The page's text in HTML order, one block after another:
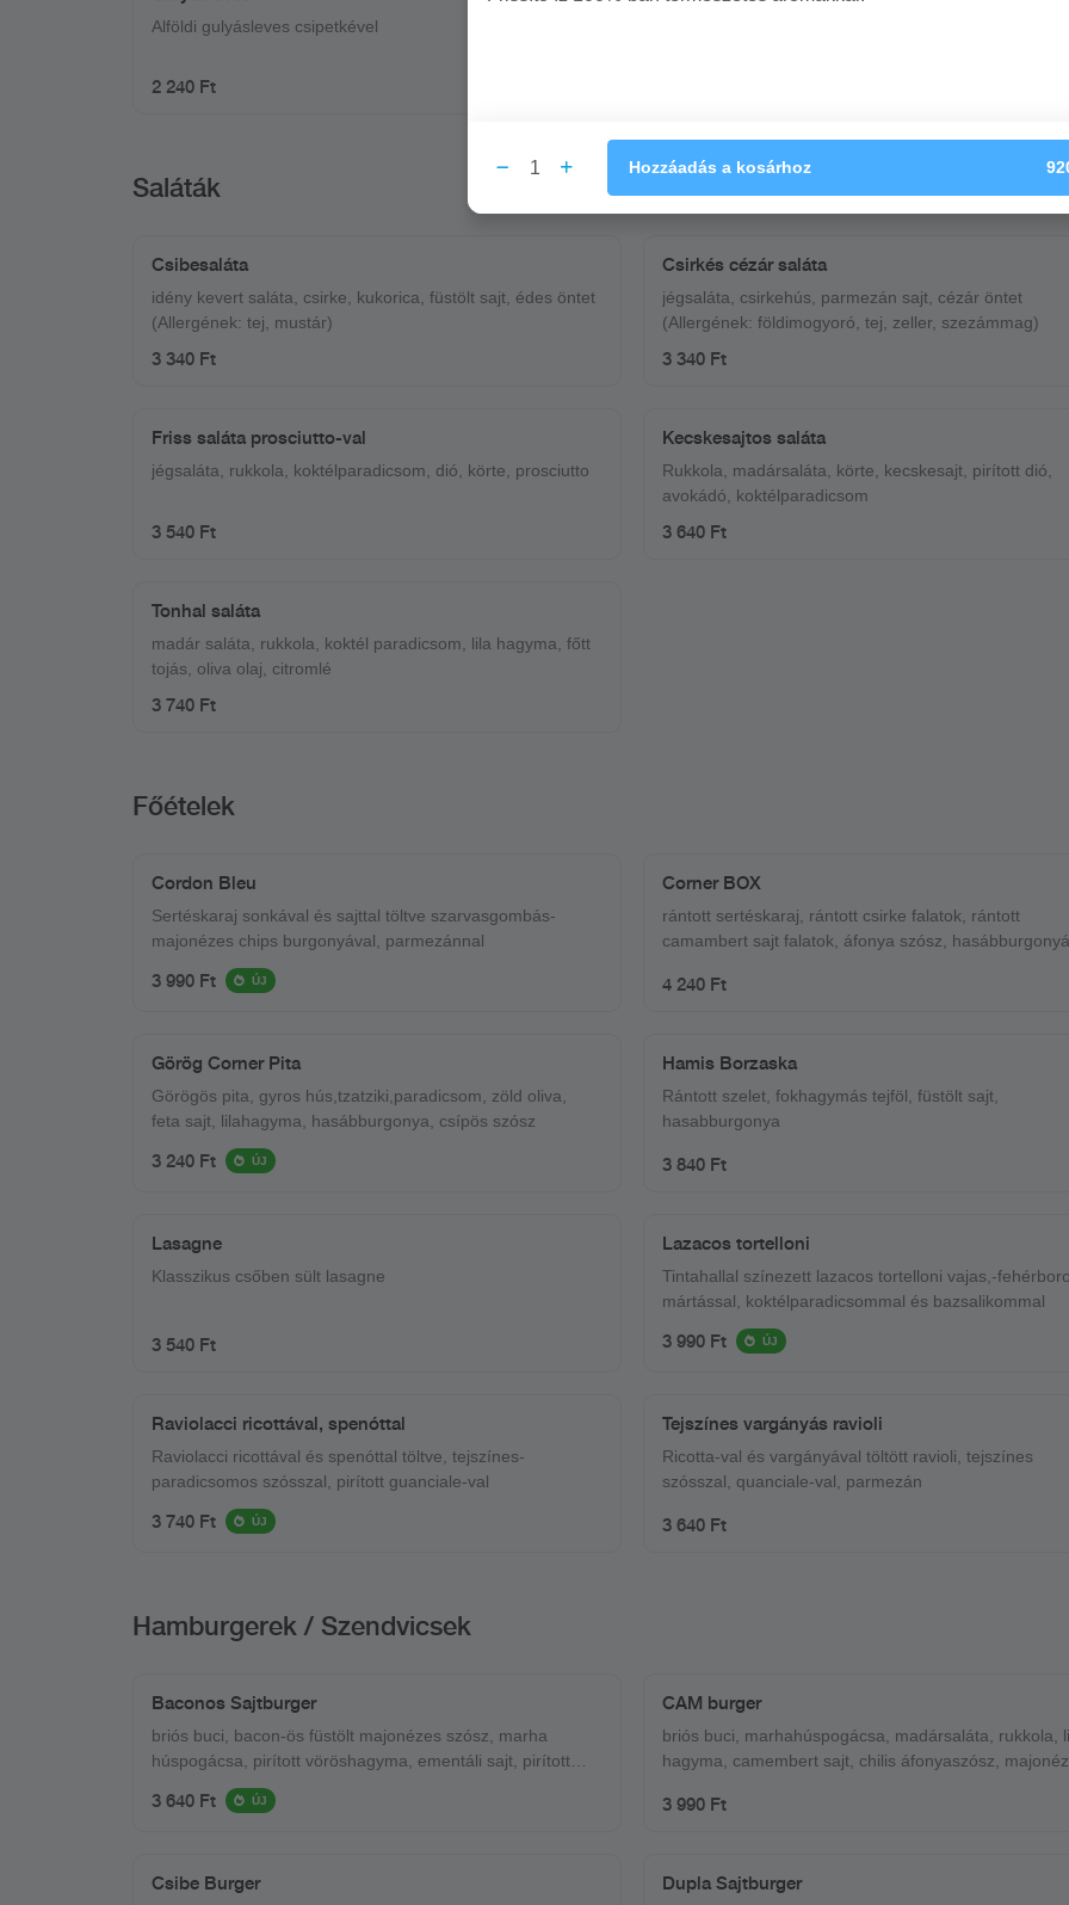
Alföldi gulyásleves csipetkével
2 240 Ft
Saláták
Csibesaláta
idény kevert saláta, csirke, kukorica, füstölt sajt, édes öntet
(Allergének: tej, mustár)
3 340 Ft
Csirkés cézár saláta
jégsaláta, csirkehús, parmezán sajt, cézár öntet
(Allergének: földimogyoró, tej, zeller, szezámmag)
3 340 Ft
Friss saláta prosciutto-val
jégsaláta, rukkola, koktélparadicsom, dió, körte, prosciutto
3 540 Ft
Kecskesajtos saláta
Rukkola, madársaláta, körte, kecskesajt, pirított dió,
avokádó, koktélparadicsom
3 640 Ft
Tonhal saláta
madár saláta, rukkola, koktél paradicsom, lila hagyma, főtt
tojás, oliva olaj, citromlé
3 740 Ft
Főételek
Cordon Bleu
Sertéskaraj sonkával és sajttal töltve szarvasgombás-
majonézes chips burgonyával, parmezánnal
3 990 Ft ÚJ
Corner BOX
rántott sertéskaraj, rántott csirke falatok, rántott
camambert sajt falatok, áfonya szósz,
4 240 Ft
Görög Corner Pita
Görögös pita, gyros hús,tzatziki,paradicsom, zöld oliva,
feta sajt, lilahagyma, hasábburgonya, csípös szósz
3 240 Ft ÚJ
Hamis Borzaska
Rántott szelet, fokhagymás tejföl, füstölt sajt,
hasabburgonya
3 840 Ft
Lasagne
Klasszikus csőben sült lasagne
3 540 Ft
Lazacos tortelloni
Tintahallal színezett lazacos tortelloni vajas,-
mártással, koktélparadicsommal és bazsalikommal
3 990 Ft ÚJ
Raviolacci ricottával, spenóttal
Raviolacci ricottával és spenóttal töltve, tejszínes-
paradicsomos szósszal, pirított guanciale-val
3 740 Ft ÚJ
Tejszínes vargányás ravioli
Ricotta-val és vargányával töltött ravioli, tejszínes
szósszal, quanciale-val, parmezán
3 640 Ft
Hamburgerek / Szendvicsek
Baconos Sajtburger
briós buci, bacon-ös füstölt majonézes szósz, marha
húspogácsa, pirított vöröshagyma, ementáli sajt, pirított
3 640 Ft ÚJ
CAM burger
briós buci, marhahúspogácsa, madársaláta, rukkola,
hagyma, camembert sajt, chilis áfonyaszósz, majonéz
3 990 Ft
Csibe Burger Dupla Sajtburger
1 Hozzáadás a kosárhoz